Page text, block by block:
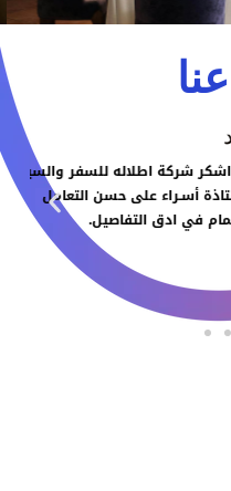
للسفر والسياحه
حسن التعامل